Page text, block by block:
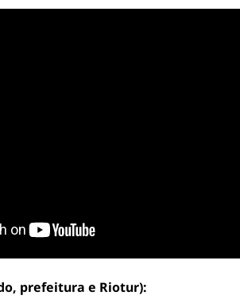
prefeitura e Riotur):